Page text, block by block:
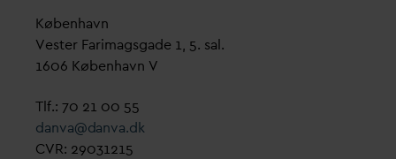
København
Vester Farimagsgade 1, 5. sal.
1606 København V
Tlf.: 70 21 00 55
danva@danva.dk
CVR: 29031215